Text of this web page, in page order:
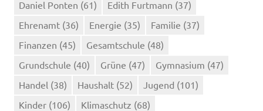
Daniel Ponten (61) Edith Furtmann (37)
Ehrenamt (36) Energie (35) Familie (37)
Finanzen (45) Gesamtschule (48)
Grundschule (40) Grüne (47) Gymnasium (47)
Handel (38) Haushalt (52) Jugend (101)
Kinder (106) Klimaschutz (68)